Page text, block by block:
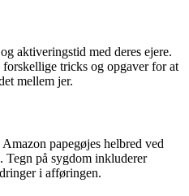
aktiveringstid med deres ejere.
tricks og opgaver for at
mellem jer.
papegøjes helbred ved
Tegn på sygdom inkluderer
i afføringen.